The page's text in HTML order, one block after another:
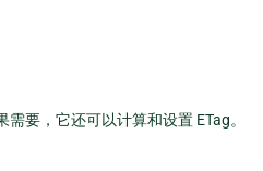
需要，它还可以计算和设置 ETag。